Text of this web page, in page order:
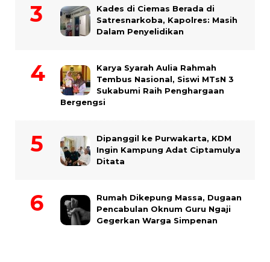
Kades di Ciemas Berada di
Satresnarkoba, Kapolres: Masih
Dalam Penyelidikan
Karya Syarah Aulia Rahmah
Tembus Nasional, Siswi MTsN 3
Sukabumi Raih Penghargaan
Bergengsi
Dipanggil ke Purwakarta, KDM
Ingin Kampung Adat Ciptamulya
Ditata
Rumah Dikepung Massa, Dugaan
Pencabulan Oknum Guru Ngaji
Gegerkan Warga Simpenan